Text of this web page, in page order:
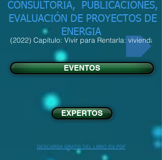
CONSULTORÍA, PUBLICACIONES,
EVALUACIÓN DE PROYECTOS DE
ENERGIA
(2022) Capítulo: Vivir para Rentarla: vivienda y
EVENTOS
EXPERTOS
DESCARGA GRATIS DEL LIBRO EN PDF